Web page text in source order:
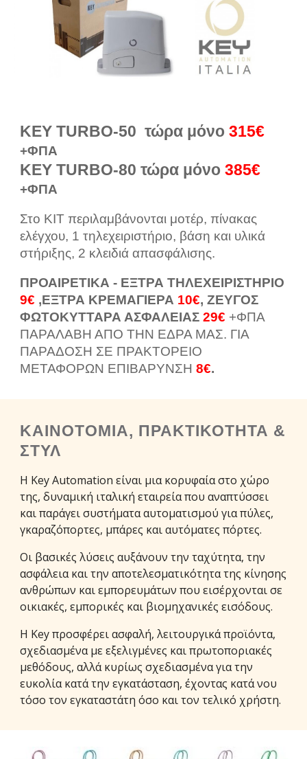
KEY TURBO-50 τώρα μόνο 315€
+ΦΠΑ
KEY TURBO-80 τώρα μόνο 385€
+ΦΠΑ
Στο ΚΙΤ περιλαμβάνονται μοτέρ, πίνακας
ελέγχου, 1 τηλεχειριστήριο, βάση και υλικά
στήριξης, 2 κλειδιά απασφάλισης.
ΠΡΟΑΙΡΕΤΙΚΑ - ΕΞΤΡΑ ΤΗΛΕΧΕΙΡΙΣΤΗΡΙΟ
9€ ,ΕΞΤΡΑ ΚΡΕΜΑΓΙΕΡΑ 10€, ΖΕΥΓΟΣ
ΦΩΤΟΚΥΤΤΑΡΑ ΑΣΦΑΛΕΙΑΣ 29€ +ΦΠΑ
ΠΑΡΑΛΑΒΗ ΑΠΟ ΤΗΝ ΕΔΡΑ ΜΑΣ. ΓΙΑ
ΠΑΡΑΔΟΣΗ ΣΕ ΠΡΑΚΤΟΡΕΙΟ
ΜΕΤΑΦΟΡΩΝ ΕΠΙΒΑΡΥΝΣΗ 8€.
ΚΑΙΝΟΤΟΜΙΑ, ΠΡΑΚΤΙΚΟΤΗΤΑ &
ΣΤΥΛ
Η Key Automation είναι μια κορυφαία στο χώρο
της, δυναμική ιταλική εταιρεία που αναπτύσσει
και παράγει συστήματα αυτοματισμού για πύλες,
γκαραζόπορτες, μπάρες και αυτόματες πόρτες.
Οι βασικές λύσεις αυξάνουν την ταχύτητα, την
ασφάλεια και την αποτελεσματικότητα της κίνησης
ανθρώπων και εμπορευμάτων που εισέρχονται σε
οικιακές, εμπορικές και βιομηχανικές εισόδους.
Η Key προσφέρει ασφαλή, λειτουργικά προϊόντα,
σχεδιασμένα με εξελιγμένες και πρωτοποριακές
μεθόδους, αλλά κυρίως σχεδιασμένα για την
ευκολία κατά την εγκατάσταση, έχοντας κατά νου
τόσο τον εγκαταστάτη όσο και τον τελικό χρήστη.